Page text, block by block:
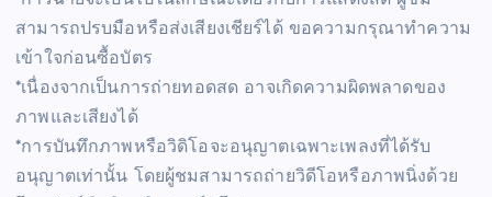
สามารถปรบมือหรือส่งเสียงเชียร์ได้ ขอความกรุณาทำความ
เข้าใจก่อนซื้อบัตร
*เนื่องจากเป็นการถ่ายทอดสด อาจเกิดความผิดพลาดของ
ภาพและเสียงได้
*การบันทึกภาพหรือวิดิโอจะอนุญาตเฉพาะเพลงที่ได้รับ
อนุญาตเท่านั้น โดยผู้ชมสามารถถ่ายวิดีโอหรือภาพนิ่งด้วย